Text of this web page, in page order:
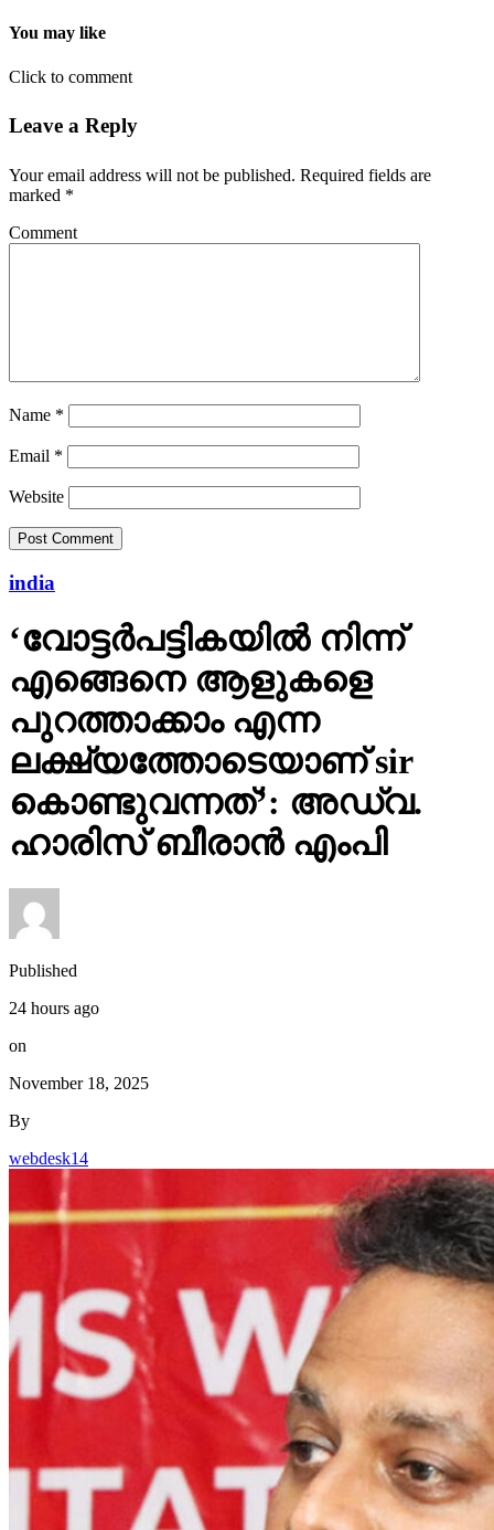
You may like
Click to comment
Leave a Reply
Your email address will not be published. Required fields are
marked *
Comment
Name *
Email *
Website
india
‘വോട്ടര്‍പട്ടികയില്‍ നിന്ന്
എങ്ങെനെ ആളുകളെ
പുറത്താക്കാം എന്ന
ലക്ഷ്യത്തോടെയാണ് sir
കൊണ്ടുവന്നത്’: അഡ്വ.
ഹാരിസ് ബീരാൻ എംപി
Published
24 hours ago
on
November 18, 2025
By
webdesk14